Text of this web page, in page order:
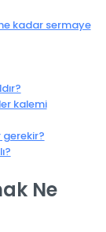
kadar sermaye
kalemi
Ne